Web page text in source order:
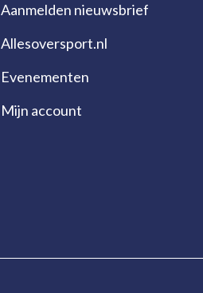
Aanmelden nieuwsbrief
Allesoversport.nl
Evenementen
Mijn account